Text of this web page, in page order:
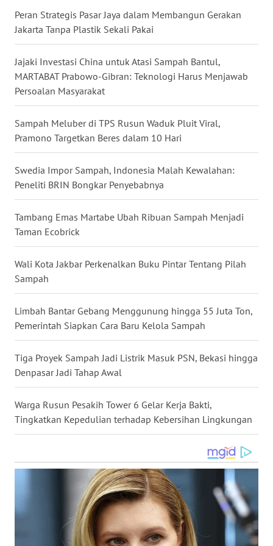
Peran Strategis Pasar Jaya dalam Membangun Gerakan
Jakarta Tanpa Plastik Sekali Pakai
Jajaki Investasi China untuk Atasi Sampah Bantul,
MARTABAT Prabowo-Gibran: Teknologi Harus Menjawab
Persoalan Masyarakat
Sampah Meluber di TPS Rusun Waduk Pluit Viral,
Pramono Targetkan Beres dalam 10 Hari
Swedia Impor Sampah, Indonesia Malah Kewalahan:
Peneliti BRIN Bongkar Penyebabnya
Tambang Emas Martabe Ubah Ribuan Sampah Menjadi
Taman Ecobrick
Wali Kota Jakbar Perkenalkan Buku Pintar Tentang Pilah
Sampah
Limbah Bantar Gebang Menggunung hingga 55 Juta Ton,
Pemerintah Siapkan Cara Baru Kelola Sampah
Tiga Proyek Sampah Jadi Listrik Masuk PSN, Bekasi hingga
Denpasar Jadi Tahap Awal
Warga Rusun Pesakih Tower 6 Gelar Kerja Bakti,
Tingkatkan Kepedulian terhadap Kebersihan Lingkungan
WN
SERAMBI
WN
JAMBI
SULTRA
WN
NTB
WN
SULTENG
WN
SULBAR
WN
WN
WN